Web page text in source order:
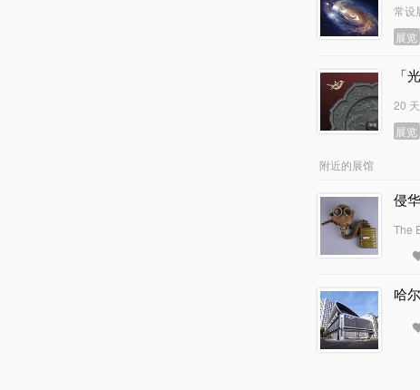
常设
展览
「
20
展览
附近的展馆
侵
The
哈